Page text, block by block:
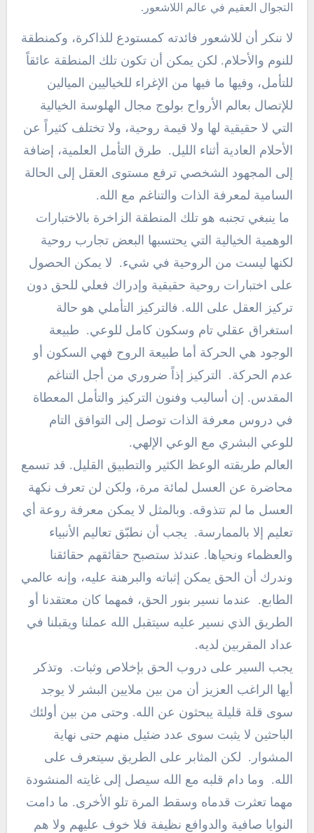
التجوال العقيم في عالم اللاشعور.
لا ننكر أن للاشعور فائدته كمستودع للذاكرة، وكمنطقة
للنوم والأحلام. لكن يمكن أن تكون تلك المنطقة عائقاً
للتأمل، وفيها ما فيها من الإغراء للخياليين الميالين
للإتصال بعالم الأرواح بولوج مجال الهلوسة الخيالية
التي لا حقيقية لها ولا قيمة روحية، ولا تختلف كثيراً عن
الأحلام العادية أثناء الليل. طرق التأمل العلمية، إضافة
إلى المجهود الشخصي ترفع مستوى العقل إلى الحالة
السامية لمعرفة الذات والتناغم مع الله.
ما ينبغي تجنبه هو تلك المنطقة الزاخرة بالاختبارات
الوهمية الخيالية التي يحتسبها البعض تجارب روحية
لكنها ليست من الروحية في شيء. لا يمكن الحصول
على اختبارات روحية حقيقية وإدراك فعلي للحق دون
تركيز العقل على الله. فالتركيز التأملي هو حالة
استغراق عقلي تام وسكون كامل للوعي. طبيعة
الوجود هي الحركة أما طبيعة الروح فهي السكون أو
عدم الحركة. التركيز إذاً ضروري من أجل التناغم
المقدس. إن أساليب وفنون التركيز والتأمل المعطاة
في دروس معرفة الذات توصل إلى التوافق التام
للوعي البشري مع الوعي الإلهي.
العالم طريقته الوعظ الكثير والتطبيق القليل. قد تسمع
محاضرة عن العسل لمائة مرة، ولكن لن تعرف نكهة
العسل ما لم تتذوقه. وبالمثل لا يمكن معرفة روعة أي
تعليم إلا بالممارسة. يجب أن نطبّق تعاليم الأنبياء
والعظماء ونحياها. عندئذ ستصبح حقائقهم حقائقنا
وندرك أن الحق يمكن إثباته والبرهنة عليه، وإنه عالمي
الطابع. عندما نسير بنور الحق، فمهما كان معتقدنا أو
الطريق الذي نسير عليه سيتقبل الله عملنا ويقبلنا في
عداد المقربين لديه.
يجب السير على دروب الحق بإخلاص وثبات. وتذكر
أيها الراغب العزيز أن من بين ملايين البشر لا يوجد
سوى قلة قليلة يبحثون عن الله. وحتى من بين أولئك
الباحثين لا يثبت سوى عدد ضئيل منهم حتى نهاية
المشوار. لكن المثابر على الطريق سيتعرف على
الله. وما دام قلبه مع الله سيصل إلى غايته المنشودة
مهما تعثرت قدماه وسقط المرة تلو الأخرى. ما دامت
النوايا صافية والدوافع نظيفة فلا خوف عليهم ولا هم